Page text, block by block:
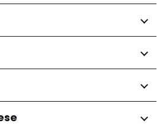
del Cairo